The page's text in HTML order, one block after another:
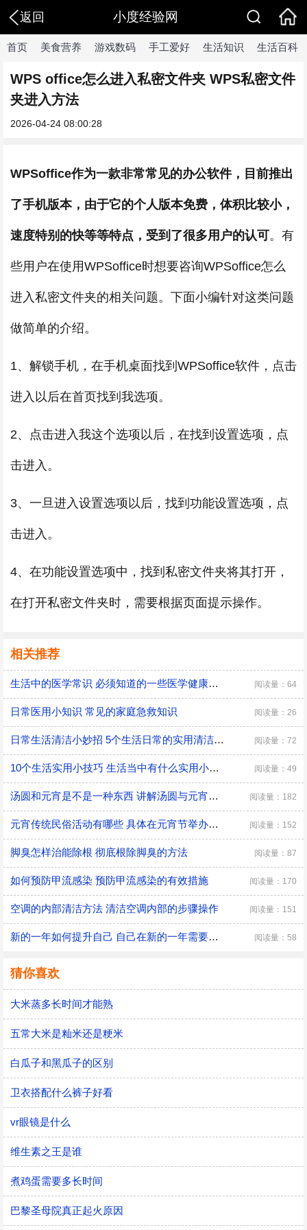
返回 小度经验网
首页 美食营养 游戏数码 手工爱好 生活知识 生活百科
WPS office怎么进入私密文件夹 WPS私密文件
夹进入方法
2026-04-24 08:00:28
WPSoffice作为一款非常常见的办公软件，目前推出
了手机版本，由于它的个人版本免费，体积比较小，
速度特别的快等等特点，受到了很多用户的认可。有
些用户在使用WPSoffice时想要咨询WPSoffice怎么
进入私密文件夹的相关问题。下面小编针对这类问题
做简单的介绍。
1、解锁手机，在手机桌面找到WPSoffice软件，点击
进入以后在首页找到我选项。
2、点击进入我这个选项以后，在找到设置选项，点
击进入。
3、一旦进入设置选项以后，找到功能设置选项，点
击进入。
4、在功能设置选项中，找到私密文件夹将其打开，
在打开私密文件夹时，需要根据页面提示操作。
相关推荐
生活中的医学常识 必须知道的一些医学健康小常识 阅读量：64
日常医用小知识 常见的家庭急救知识 阅读量：26
日常生活清洁小妙招 5个生活日常的实用清洁小技巧 阅读量：72
10个生活实用小技巧 生活当中有什么实用小技巧 阅读量：49
汤圆和元宵是不是一种东西 讲解汤圆与元宵的区别 阅读量：182
元宵传统民俗活动有哪些 具体在元宵节举办的传统民俗活动 阅读量：152
脚臭怎样治能除根 彻底根除脚臭的方法 阅读量：87
如何预防甲流感染 预防甲流感染的有效措施 阅读量：170
空调的内部清洁方法 清洁空调内部的步骤操作 阅读量：151
新的一年如何提升自己 自己在新的一年需要改变的三大方面 阅读量：58
猜你喜欢
大米蒸多长时间才能熟
五常大米是籼米还是粳米
白瓜子和黑瓜子的区别
卫衣搭配什么裤子好看
vr眼镜是什么
维生素之王是谁
煮鸡蛋需要多长时间
巴黎圣母院真正起火原因